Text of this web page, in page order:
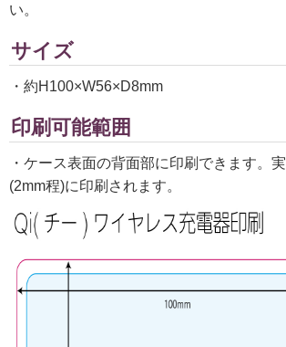
い。
サイズ
・約H100×W56×D8mm
印刷可能範囲
・ケース表面の背面部に印刷できます。
(2mm程)に印刷されます。